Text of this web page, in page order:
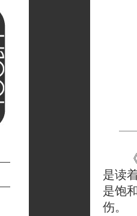
《
是读
是饱
伤。